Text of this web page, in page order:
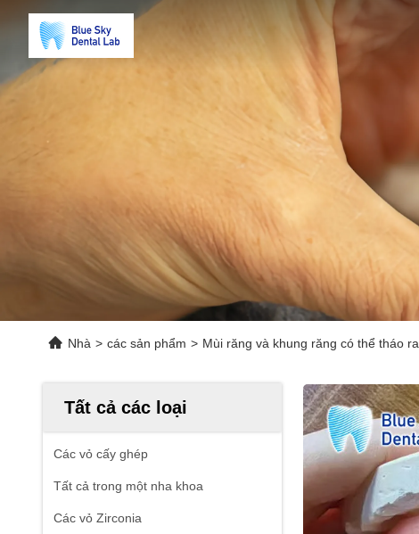
Nhà > các sản phẩm > Mùi răng và khung răng có thể tháo ra
Tất cả các loại
Các vỏ cấy ghép
Tất cả trong một nha khoa
Các vỏ Zirconia